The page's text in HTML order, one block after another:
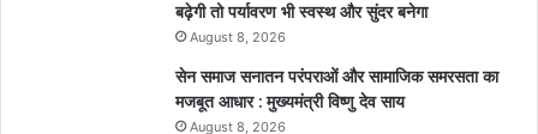
बढ़ेगी तो पर्यावरण भी स्वस्थ और सुंदर बनेगा
August 8, 2026
सेन समाज सनातन परंपराओं और सामाजिक समरसता का
मजबूत आधार : मुख्यमंत्री विष्णु देव साय
August 8, 2026